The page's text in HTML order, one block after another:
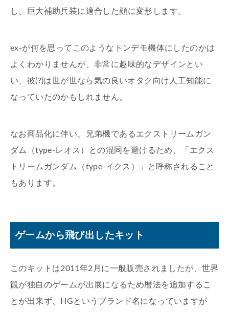
し、巨大補助兵装に適合した顔に変形します。
ex-が何を思ってこのようなトンデモ機体にしたのかは
よくわかりませんが、非常に趣味的なデザインとい
い、彼(?)は世が世なら気の良いオタク向け人工知能に
なっていたのかもしれません。
なお商品化に伴い、兄弟機であるエクストリームガン
ダム（type-レオス）との混同を避けるため、「エクス
トリームガンダム（type-イクス）」と呼称されること
もあります。
ゲームから飛び出したキット
このキットは2011年2月に一般販売されましたが、世界
観が独自のゲームが出展になるため暦法を追加するこ
とが出来ず、HGというブランド名になっていますが